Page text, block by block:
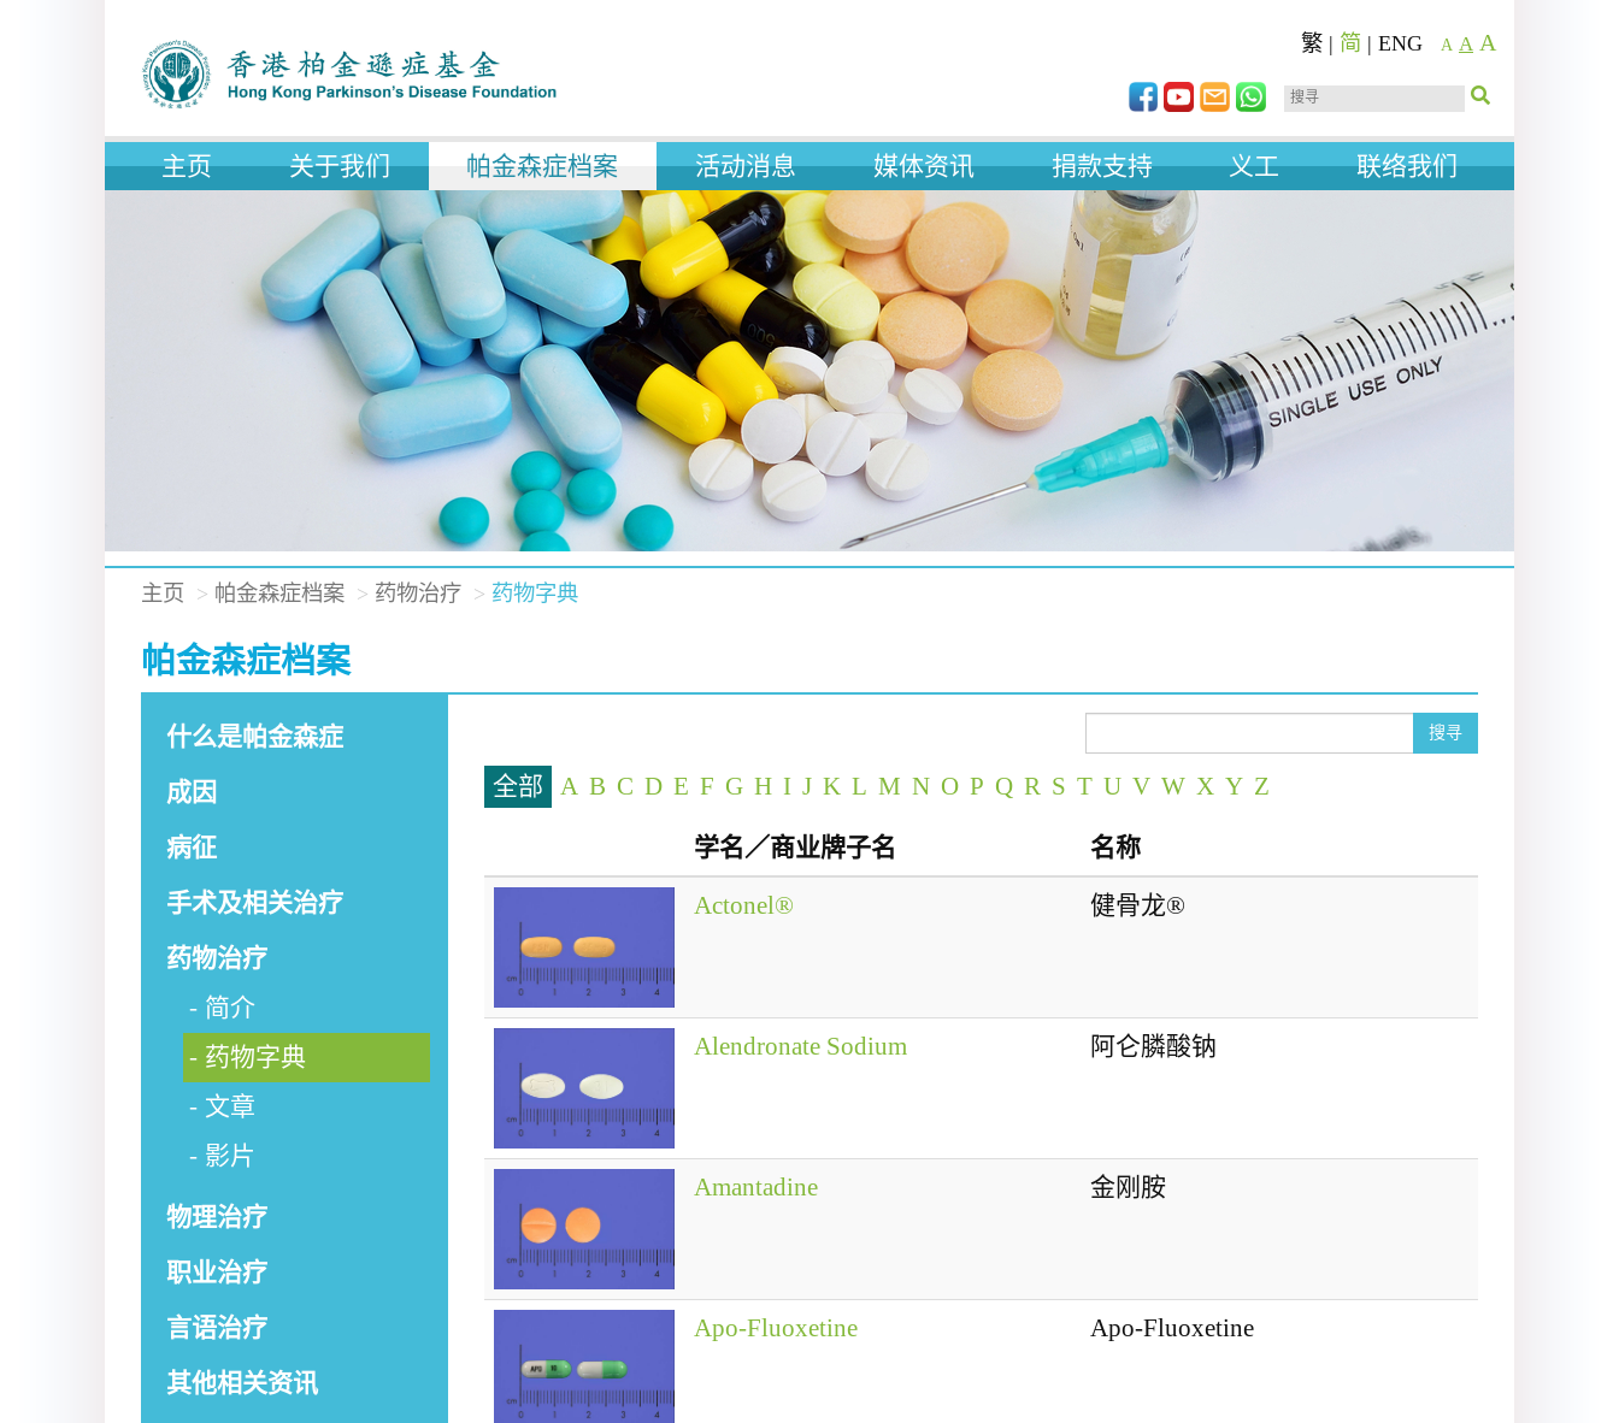
繁 | 简 | ENG A A A
主页 关于我们 帕金森症档案 活动消息 媒体资讯 捐款支持 义工 联络我们
主页 帕金森症档案 药物治疗 药物字典
帕金森症档案
什么是帕金森症
成因
病征
手术及相关治疗
药物治疗
简介
药物字典
文章
影片
物理治疗
职业治疗
言语治疗
其他相关资讯
搜寻
全部 A B C D E F G H I J K L M N O P Q R S T U V W X Y Z
学名／商业牌子名
名称
Actonel®
健骨龙®
Alendronate Sodium 阿仑膦酸钠
Amantadine 金刚胺
Apo-Fluoxetine Apo-Fluoxetine